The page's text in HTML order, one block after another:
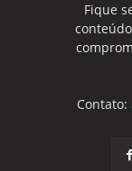
Fique
Contato: